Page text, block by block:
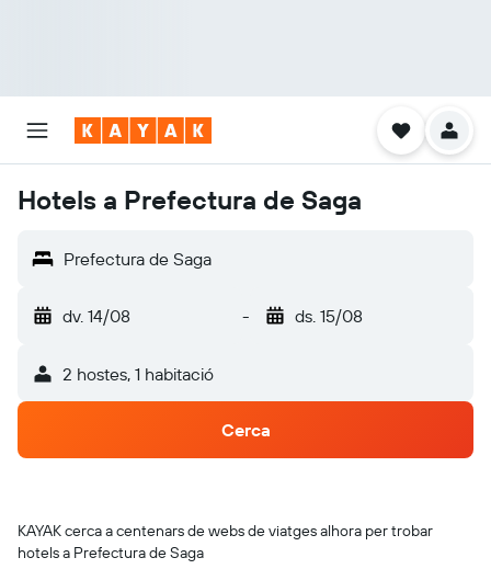
Hotels a Prefectura de Saga
Prefectura de Saga
dv. 14/08 - ds. 15/08
2 hostes, 1 habitació
Cerca
KAYAK cerca a centenars de webs de viatges alhora per trobar
hotels a Prefectura de Saga